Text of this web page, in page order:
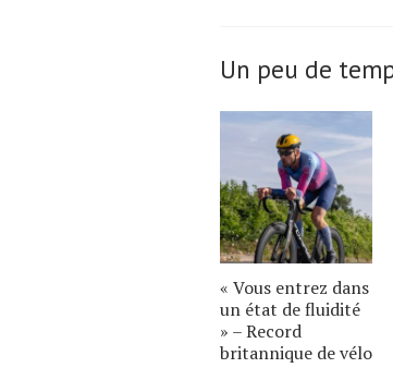
Un peu de
« Vous entrez dans
un état de fluidité
» – Record
britannique de vélo